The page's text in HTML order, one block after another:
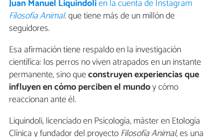
Juan Manuel Liquindolien la cuenta de Instagram
Filosofía Animal. que tiene más de un millón de
seguidores.
Esa afirmación tiene respaldo en la investigación
científica: los perros no viven atrapados en un instante
permanente, sino queconstruyen experiencias que
influyen en cómo perciben el mundoy cómo
reaccionan ante él.
Liquindoli, licenciado en Psicología, máster en Etología
Clínica y fundador del proyectoFilosofía Animal, es una